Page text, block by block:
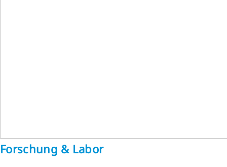
Forschung & Labor